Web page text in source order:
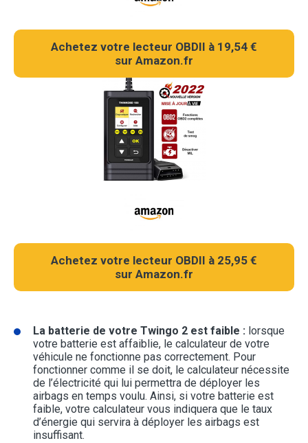
Achetez votre lecteur OBDII à 19,54 €
sur Amazon.fr
Achetez votre lecteur OBDII à 25,95 €
sur Amazon.fr
La batterie de votre Twingo 2 est faible : lorsque
votre batterie est affaiblie, le calculateur de votre
véhicule ne fonctionne pas correctement. Pour
fonctionner comme il se doit, le calculateur nécessite
de l’électricité qui lui permettra de déployer les
airbags en temps voulu. Ainsi, si votre batterie est
faible, votre calculateur vous indiquera que le taux
d’énergie qui servira à déployer les airbags est
insuffisant.